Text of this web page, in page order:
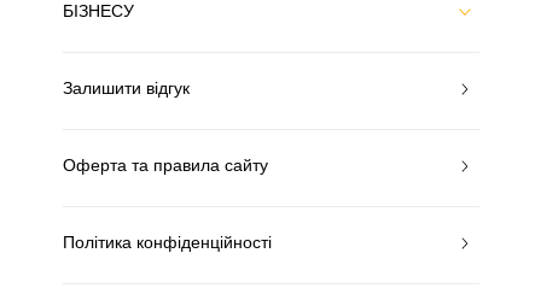
БІЗНЕСУ
Залишити відгук
Оферта та правила сайту
Політика конфіденційності